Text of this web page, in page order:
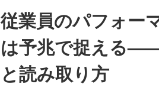
従業員のパフォー
は予兆で捉える
と読み取り方